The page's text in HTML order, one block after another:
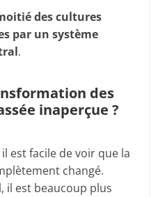
des cultures
par un système
.
des
inaperçue ?
est facile de voir que la
changé.
il est beaucoup plus